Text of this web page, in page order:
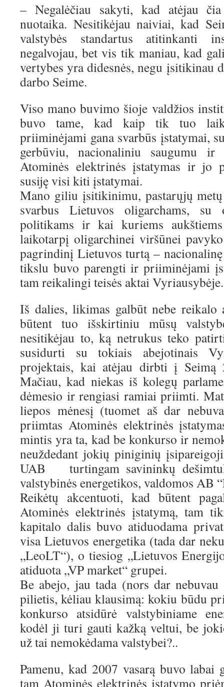
– Negalėčiau sakyti, kad atėjau
nuotaika. Nesitikėjau naiviai, kad
valstybės standartus atitinkanti
negalvojau, bet vis tik maniau, kad
vertybes yra didesnės, negu įsitikinau
darbo Seime.
Viso mano buvimo šioje valdžios
buvo tame, kad kaip tik tuo
priiminėjami gana svarbūs įstatymai,
gerbūviu, nacionaliniu saugumu ir
Atominės elektrinės įstatymas ir jo
susiję visi kiti įstatymai.
Mano giliu įsitikinimu, pastarųjų
svarbus Lietuvos oligarchams, su
politikams ir kai kuriems
laikotarpį oligarchinei viršūnei
pagrindinį Lietuvos turtą –
tikslu buvo parengti ir priiminėjami
tam reikalingi teisės aktai Vyriausybėje.
Iš dalies, likimas galbūt nebe reikalo
būtent tuo išskirtiniu mūsų
nesitikėjau to, ką netrukus teko
susidurti su tokiais abejotinais
projektais, kai atėjau dirbti į Seimą
Mačiau, kad niekas iš kolegų
dėmesio ir rengiasi ramiai priimti.
liepos mėnesį (tuomet aš dar
priimtas Atominės elektrinės
mintis yra ta, kad be konkurso ir
neuždedant jokių piniginių
UAB turtingam savininkų
valstybinės energetikos, valdomos AB
Reikėtų akcentuoti, kad būtent
Atominės elektrinės įstatymą, tam
kapitalo dalis buvo atiduodama
visa Lietuvos energetika (tada dar
„LeoLT“), o tiesiog „Lietuvos
atiduota „VP market“ grupei.
Be abejo, jau tada (nors dar
pilietis, kėliau klausimą: kokiu būdu
konkurso atsidūrė valstybiniame
kodėl ji turi gauti kažką veltui, be
už tai nemokėdama valstybei?..
Pamenu, kad 2007 vasarą buvo labai
tam Atominės elektrinės įstatymo